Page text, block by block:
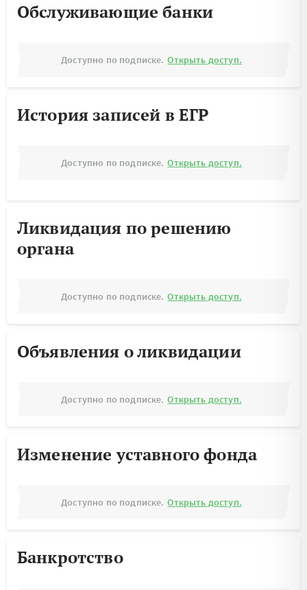
Обслуживающие банки
Доступно по подписке. Открыть доступ.
История записей в ЕГР
Доступно по подписке. Открыть доступ.
Ликвидация по решению
органа
Доступно по подписке. Открыть доступ.
Объявления о ликвидации
Доступно по подписке. Открыть доступ.
Изменение уставного фонда
Доступно по подписке. Открыть доступ.
Банкротство